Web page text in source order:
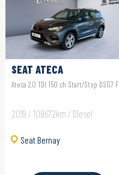
SEAT ATECA
Ateca 2.0 TDI 150 ch Start/Stop DSG7
2019 / 108672km / Diesel
Seat Bernay